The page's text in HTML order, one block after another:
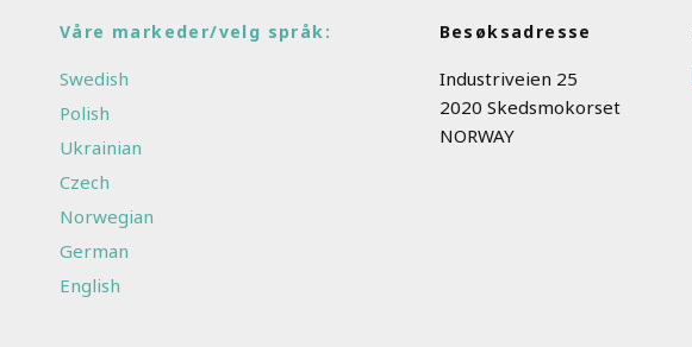
Våre markeder/velg språk:
Swedish
Polish
Ukrainian
Czech
Norwegian
German
English
Besøksadresse
Industriveien 25
2020 Skedsmokorset
NORWAY